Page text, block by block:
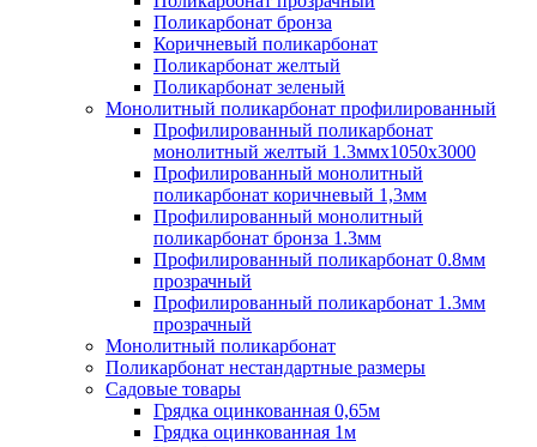
Поликарбонат бронза
Коричневый поликарбонат
Поликарбонат желтый
Поликарбонат зеленый
Монолитный поликарбонат профилированный
Профилированный поликарбонат
монолитный желтый 1.3ммх1050х3000
Профилированный монолитный
поликарбонат коричневый 1,3мм
Профилированный монолитный
поликарбонат бронза 1.3мм
Профилированный поликарбонат 0.8мм
прозрачный
Профилированный поликарбонат 1.3мм
прозрачный
Монолитный поликарбонат
Поликарбонат нестандартные размеры
Садовые товары
Грядка оцинкованная 0,65м
Грядка оцинкованная 1м